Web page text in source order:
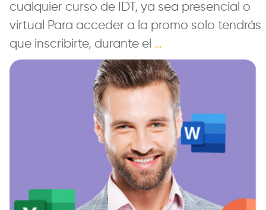
cualquier curso de IDT, ya sea presencial o
virtual Para acceder a la promo solo tendrás
que inscribirte, durante el …